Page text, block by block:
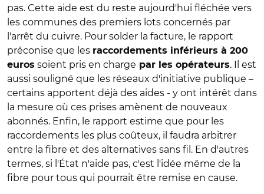
pas. Cette aide est du reste aujourd'hui fléchée vers
les communes des premiers lots concernés par
l'arrêt du cuivre. Pour solder la facture, le rapport
préconise que les raccordements inférieurs à 200
euros soient pris en charge par les opérateurs. Il est
aussi souligné que les réseaux d'initiative publique –
certains apportent déjà des aides - y ont intérêt dans
la mesure où ces prises amènent de nouveaux
abonnés. Enfin, le rapport estime que pour les
raccordements les plus coûteux, il faudra arbitrer
entre la fibre et des alternatives sans fil. En d'autres
termes, si l'État n'aide pas, c'est l'idée même de la
fibre pour tous qui pourrait être remise en cause.